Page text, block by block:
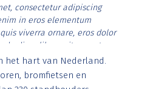
consectetur adipiscing
in eros elementum
viverra ornare, eros dolor
diam libero vitae erat.
cursus id rutrum lorem
risus tristique posuere.
het hart van Nederland.
bromfietsen en